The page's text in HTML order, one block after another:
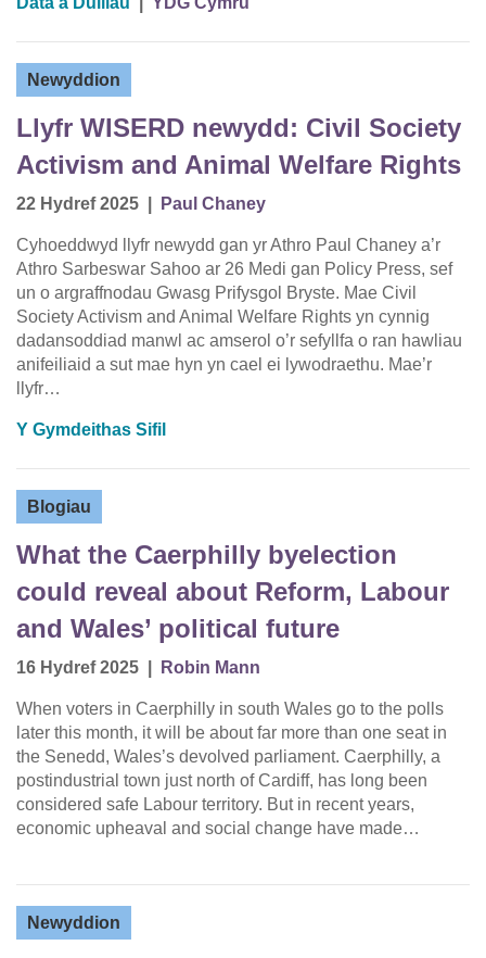
Newyddion
Llyfr WISERD newydd: Civil Society
Activism and Animal Welfare Rights
22 Hydref 2025 Paul Chaney
Cyhoeddwyd llyfr newydd gan yr Athro Paul Chaney a’r
Athro Sarbeswar Sahoo ar 26 Medi gan Policy Press, sef
un o argraffnodau Gwasg Prifysgol Bryste. Mae Civil
Society Activism and Animal Welfare Rights yn cynnig
dadansoddiad manwl ac amserol o’r sefyllfa o ran hawliau
anifeiliaid a sut mae hyn yn cael ei lywodraethu. Mae’r
llyfr…
Y Gymdeithas Sifil
Blogiau
What the Caerphilly byelection
could reveal about Reform, Labour
and Wales’ political future
16 Hydref 2025 Robin Mann
When voters in Caerphilly in south Wales go to the polls
later this month, it will be about far more than one seat in
the Senedd, Wales’s devolved parliament. Caerphilly, a
postindustrial town just north of Cardiff, has long been
considered safe Labour territory. But in recent years,
economic upheaval and social change have made…
Newyddion